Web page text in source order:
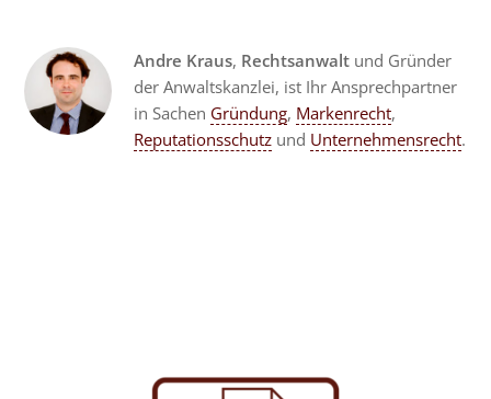
Andre Kraus, Rechtsanwalt und Gründer
der Anwaltskanzlei, ist Ihr Ansprechpartner
in Sachen Gründung, Markenrecht,
Reputationsschutzund Unternehmensrecht.